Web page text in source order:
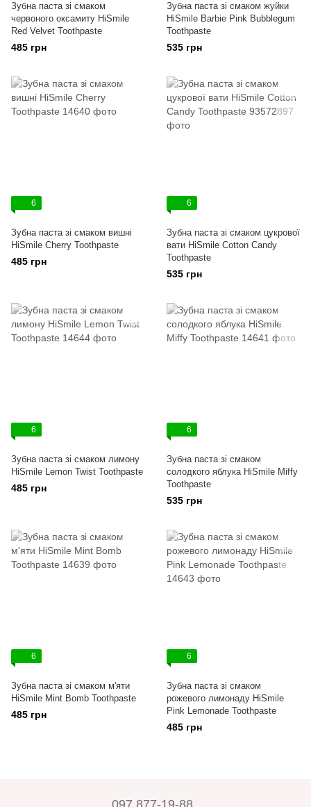
Зубна паста зі смаком
червоного оксамиту HiSmile
Red Velvet Toothpaste
485 грн
Зубна паста зі смаком жуйки
HiSmile Barbie Pink Bubblegum
Toothpaste
535 грн
6
Зубна паста зі смаком вишні
HiSmile Cherry Toothpaste
485 грн
6
Зубна паста зі смаком цукрової
вати HiSmile Cotton Candy
Toothpaste
535 грн
6
Зубна паста зі смаком лимону
HiSmile Lemon Twist Toothpaste
485 грн
6
Зубна паста зі смаком
солодкого яблука HiSmile Miffy
Toothpaste
535 грн
6
Зубна паста зі смаком м'яти
HiSmile Mint Bomb Toothpaste
485 грн
6
Зубна паста зі смаком
рожевого лимонаду HiSmile
Pink Lemonade Toothpaste
485 грн
097 877-19-88